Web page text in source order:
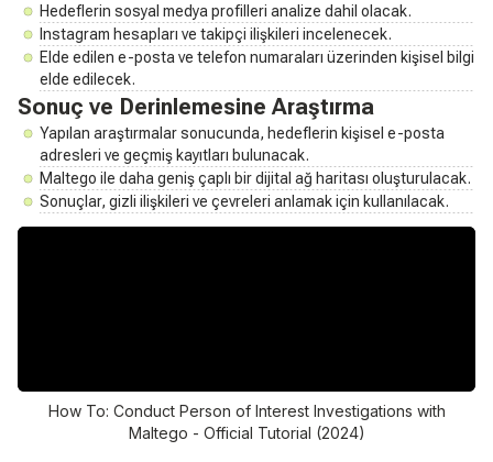
Hedeflerin sosyal medya profilleri analize dahil olacak.
Instagram hesapları ve takipçi ilişkileri incelenecek.
Elde edilen e-posta ve telefon numaraları üzerinden kişisel bilgi
elde edilecek.
Sonuç ve Derinlemesine Araştırma
Yapılan araştırmalar sonucunda, hedeflerin kişisel e-posta
adresleri ve geçmiş kayıtları bulunacak.
Maltego ile daha geniş çaplı bir dijital ağ haritası oluşturulacak.
Sonuçlar, gizli ilişkileri ve çevreleri anlamak için kullanılacak.
How To: Conduct Person of Interest Investigations with
Maltego - Official Tutorial (2024)